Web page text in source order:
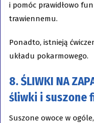
i pomóc prawidłowo
trawiennemu.
Ponadto, istnieją
układu pokarmowego.
8.ŚLIWKI NA
śliwki i suszone
Suszone owoce w